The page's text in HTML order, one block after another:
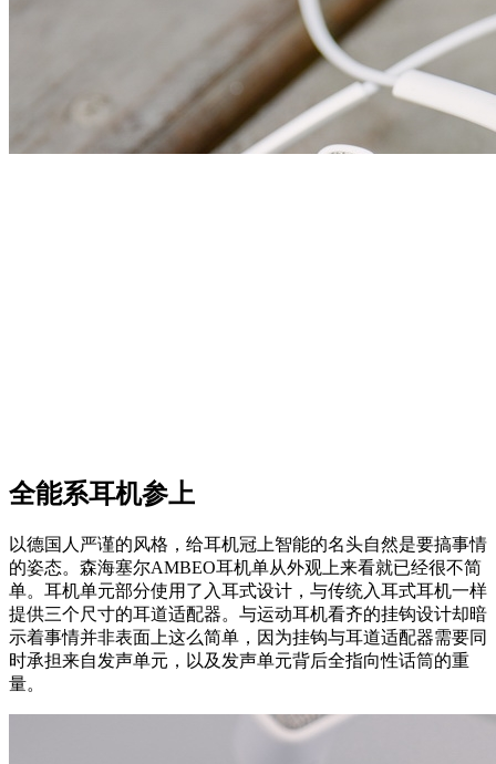
全能系耳机参上
以德国人严谨的风格，给耳机冠上智能的名头自然是要搞事情
的姿态。森海塞尔AMBEO耳机单从外观上来看就已经很不简
单。耳机单元部分使用了入耳式设计，与传统入耳式耳机一样
提供三个尺寸的耳道适配器。与运动耳机看齐的挂钩设计却暗
示着事情并非表面上这么简单，因为挂钩与耳道适配器需要同
时承担来自发声单元，以及发声单元背后全指向性话筒的重
量。